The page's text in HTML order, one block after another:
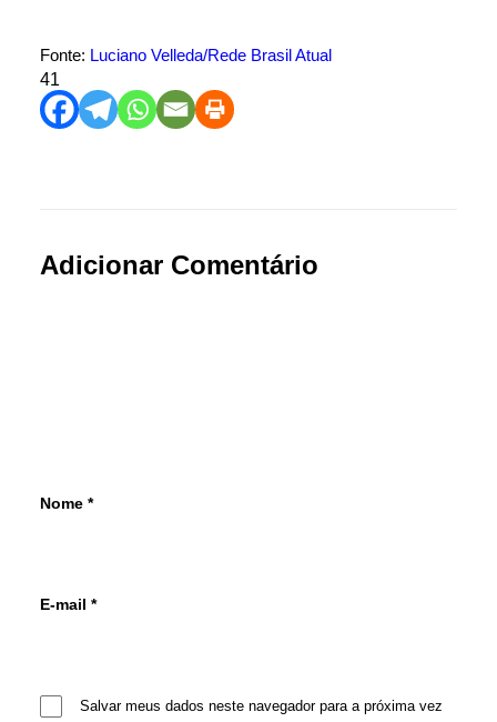
Fonte: Luciano Velleda/Rede Brasil Atual
41
Adicionar Comentário
Nome *
E-mail *
Salvar meus dados neste navegador para a próxima vez